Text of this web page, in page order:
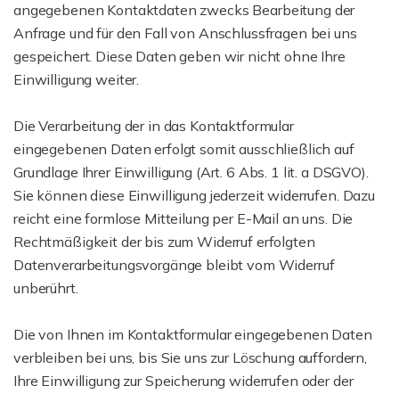
angegebenen Kontaktdaten zwecks Bearbeitung der
Anfrage und für den Fall von Anschlussfragen bei uns
gespeichert. Diese Daten geben wir nicht ohne Ihre
Einwilligung weiter.
Die Verarbeitung der in das Kontaktformular
eingegebenen Daten erfolgt somit ausschließlich auf
Grundlage Ihrer Einwilligung (Art. 6 Abs. 1 lit. a DSGVO).
Sie können diese Einwilligung jederzeit widerrufen. Dazu
reicht eine formlose Mitteilung per E-Mail an uns. Die
Rechtmäßigkeit der bis zum Widerruf erfolgten
Datenverarbeitungsvorgänge bleibt vom Widerruf
unberührt.
Die von Ihnen im Kontaktformular eingegebenen Daten
verbleiben bei uns, bis Sie uns zur Löschung auffordern,
Ihre Einwilligung zur Speicherung widerrufen oder der